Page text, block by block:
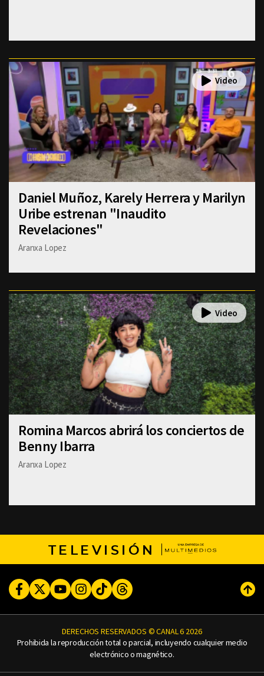
Daniel Muñoz, Karely Herrera y Marilyn
Uribe estrenan "Inaudito
Revelaciones"
Aranxa Lopez
Romina Marcos abrirá los conciertos de
Benny Ibarra
Aranxa Lopez
TELEVISIÓN
FacebookTwitterYoutubeInstagram
TikTokThreads
DERECHOS RESERVADOS © CANAL 6 2026
Prohibida la reproducción total o parcial, incluyendo cualquier medio
electrónico o magnético.